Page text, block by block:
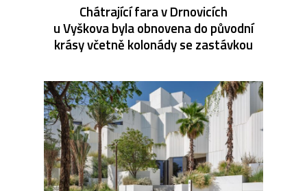
Chátrající fara v Drnovicích
u Vyškova byla obnovena do původní
krásy včetně kolonády se zastávkou